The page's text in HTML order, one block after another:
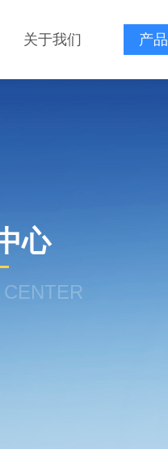
关于我们 产
心